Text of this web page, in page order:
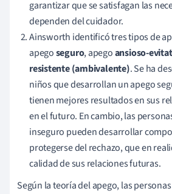
garantizar que se satisfagan las
dependen del cuidador.
Ainsworth identificó tres tipos de
apegoseguro, apegoansioso-
resistente (ambivalente). Se ha
niños que desarrollan un apego
tienen mejores resultados en sus
en el futuro. En cambio, las
inseguro pueden desarrollar
protegerse del rechazo, que en
calidad de sus relaciones futuras.
Según la teoría del apego, las